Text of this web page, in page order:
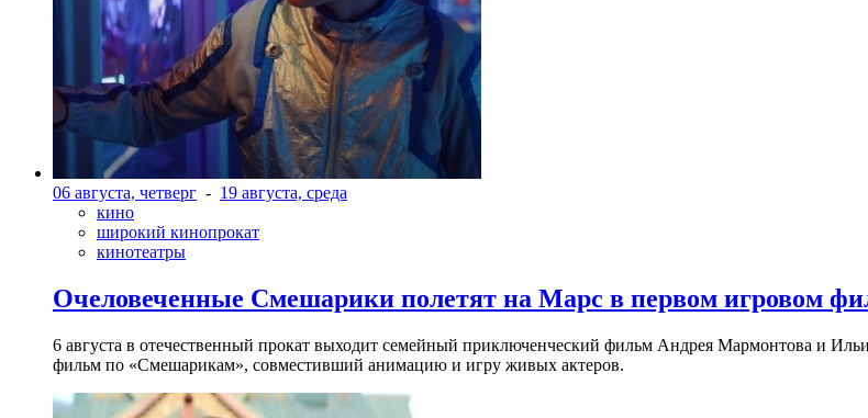
06 августа, четверг - 19 августа, среда
кино
широкий кинопрокат
кинотеатры
Очеловеченные Смешарики полетят на Марс в первом игровом
6 августа в отечественный прокат выходит семейный приключенческий фильм Андрея Мармонтова и
фильм по «Смешарикам», совместивший анимацию и игру живых актеров.